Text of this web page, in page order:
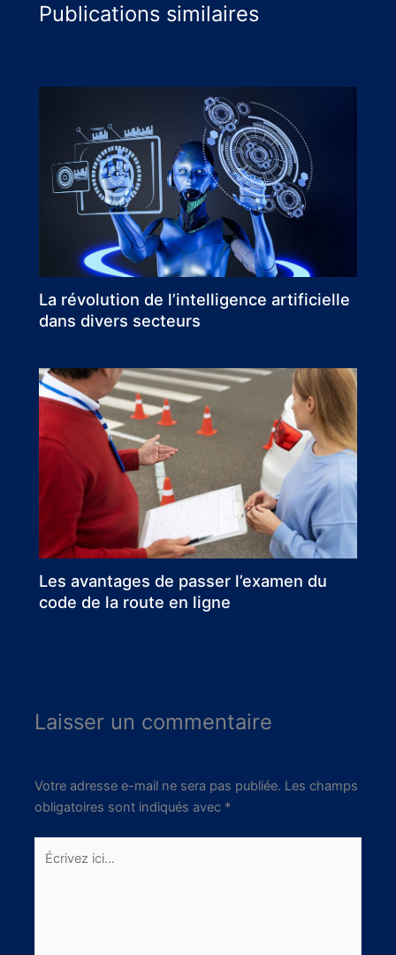
Publications similaires
La révolution de l’intelligence artificielle
dans divers secteurs
Les avantages de passer l’examen du
code de la route en ligne
Laisser un commentaire
Votre adresse e-mail ne sera pas publiée. Les champs
obligatoires sont indiqués avec *
Écrivez
ici…